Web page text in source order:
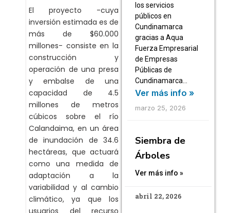
El proyecto -cuya
inversión estimada es de
más de $60.000
millones- consiste en la
construcción y
operación de una presa
y embalse de una
capacidad de 4.5
millones de metros
cúbicos sobre el río
Calandaima, en un área
de inundación de 34.6
hectáreas, que actuará
como una medida de
adaptación a la
variabilidad y al cambio
climático, ya que los
usuarios del recurso
los servicios
públicos en
Cundinamarca
gracias a Aqua
Fuerza Empresarial
de Empresas
Públicas de
Cundinamarca…
Ver más info »
marzo 25, 2026
Siembra de
Árboles
Ver más info »
abril 22, 2026